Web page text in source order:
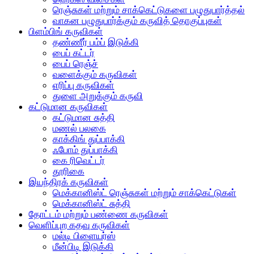
ரெஞ்சுகள் மற்றும் சாக்கெட்டுகளை பழுதுபார்த்தல்
வாகன பழுதுபார்க்கும் கருவித் தொகுப்புகள்
பிளம்பிங் கருவிகள்
தண்ணீர் பம்ப் இடுக்கி
பைப் கட்டர்
பைப் ரெஞ்ச்
வளைக்கும் கருவிகள்
எரிப்பு கருவிகள்
துளை அறுக்கும் கருவி
கட்டுமான கருவிகள்
கட்டுமான சுத்தி
மணல் பலகை
காக்கிங் துப்பாக்கி
ஃபோம் துப்பாக்கி
கை ரிவெட்டர்
தூரிகை
இயந்திரக் கருவிகள்
மெக்கானிஸ்ட் ரெஞ்சுகள் மற்றும் சாக்கெட்டுகள்
மெக்கானிஸ்ட் சுத்தி
தோட்டம் மற்றும் பண்ணை கருவிகள்
வெளிப்புற கதவு கருவிகள்
மல்டி பிளையர்ஸ்
மீன்பிடி இடுக்கி